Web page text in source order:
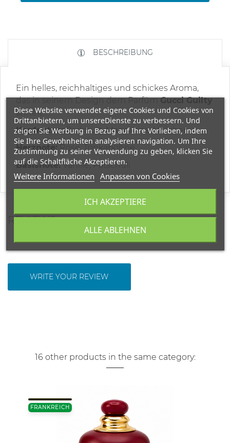
BESCHREIBUNG
Ein helles, reichhaltiges und schickes Aroma,
das in seinem Design dem ParfümGucci Guilty
ähnelt.
Kopfnoten:Perlmutt, Mandarine, Veilchen
Herznote:
Rose, Tonkabohne
Basisnote:Vanille, Patschuli
REVIEWS
WRITE YOUR REVIEW
16 other products in the same category:
FRANKREICH
Diese Website verwendet eigene Cookies und Cookies von
Drittanbietern, um unsereDienste zu verbessern. Und
zeigen Sie Werbung in Bezug auf Ihre Vorlieben, indem
Sie Ihre Gewohnheiten analysieren navigation. Um Ihre
Zustimmung zu seiner Verwendung zu geben, klicken Sie
auf die Schaltfläche Akzeptieren.
Weitere Informationen Anpassen von Cookies
ALLE ABLEHNEN
ICH AKZEPTIERE